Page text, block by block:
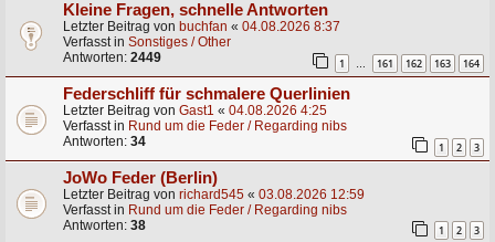
Kleine Fragen, schnelle Antworten
Letzter Beitrag von buchfan « 04.08.2026 8:37
Verfasst in Sonstiges / Other
Antworten: 2449 1 … 161 162 163 164
Federschliff für schmalere Querlinien
Letzter Beitrag von Gast1 « 04.08.2026 4:25
Verfasst in Rund um die Feder / Regarding nibs
Antworten: 34 1 2 3
JoWo Feder (Berlin)
Letzter Beitrag von richard545 « 03.08.2026 12:59
Verfasst in Rund um die Feder / Regarding nibs
Antworten: 38 1 2 3